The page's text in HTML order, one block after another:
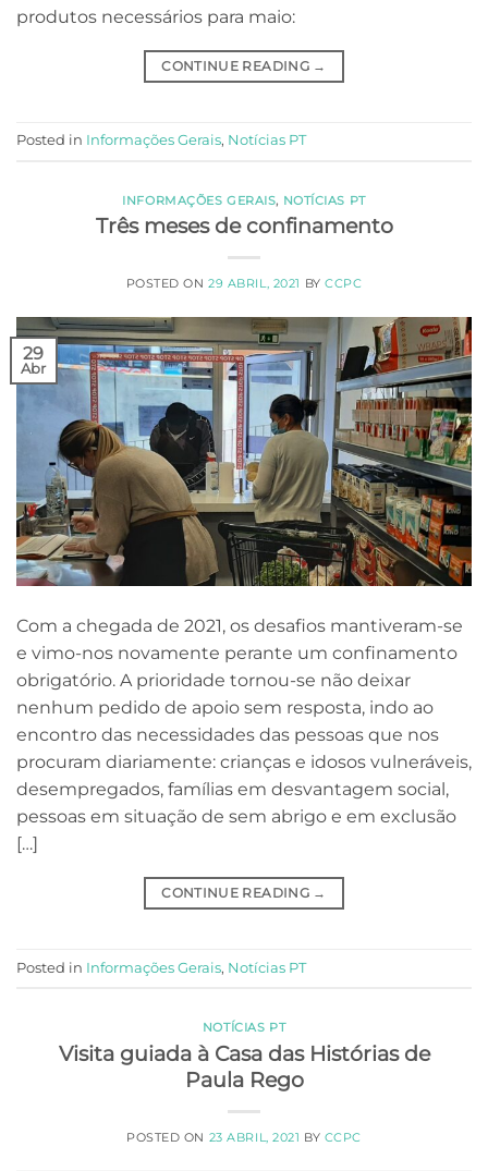
produtos necessários para maio:
CONTINUE READING →
Posted in Informações Gerais, Notícias PT
INFORMAÇÕES GERAIS, NOTÍCIAS PT
Três meses de confinamento
POSTED ON29 ABRIL, 2021 BYCCPC
29
Abr
Com a chegada de 2021, os desafios mantiveram-se
e vimo-nos novamente perante um confinamento
obrigatório. A prioridade tornou-se não deixar
nenhum pedido de apoio sem resposta, indo ao
encontro das necessidades das pessoas que nos
procuram diariamente: crianças e idosos vulneráveis,
desempregados, famílias em desvantagem social,
pessoas em situação de sem abrigo e em exclusão
[…]
CONTINUE READING →
Posted in Informações Gerais, Notícias PT
NOTÍCIAS PT
Visita guiada à Casa das Histórias de
Paula Rego
POSTED ON 23 ABRIL, 2021 BY CCPC